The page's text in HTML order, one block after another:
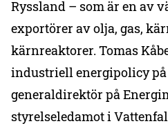
Ryssland – som är en av
exportörer av olja, gas,
kärnreaktorer. Tomas
industriell energipolicy
generaldirektör på
styrelseledamot i